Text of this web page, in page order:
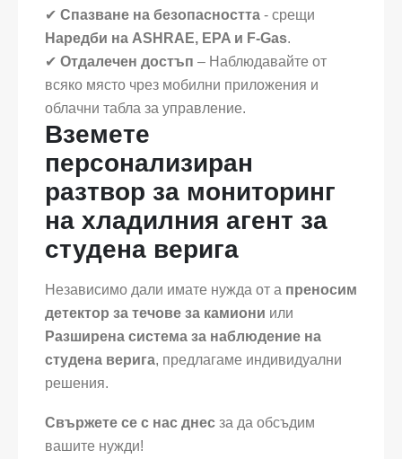
✔ Спазване на безопасността - срещи
Наредби на ASHRAE, EPA и F-Gas.
✔ Отдалечен достъп – Наблюдавайте от
всяко място чрез мобилни приложения и
облачни табла за управление.
Вземете
персонализиран
разтвор за мониторинг
на хладилния агент за
студена верига
Независимо дали имате нужда от a преносим
детектор за течове за камиони или
Разширена система за наблюдение на
студена верига, предлагаме индивидуални
решения.
Свържете се с нас днес за да обсъдим
вашите нужди!